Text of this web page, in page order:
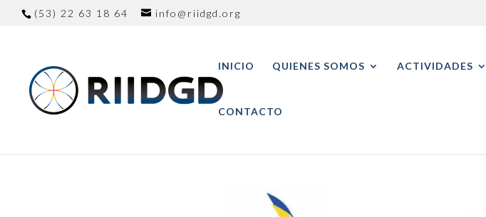
(53) 22 63 18 64 info@riidgd.org
INICIO QUIENES SOMOS ACTIVIDADES
CONTACTO